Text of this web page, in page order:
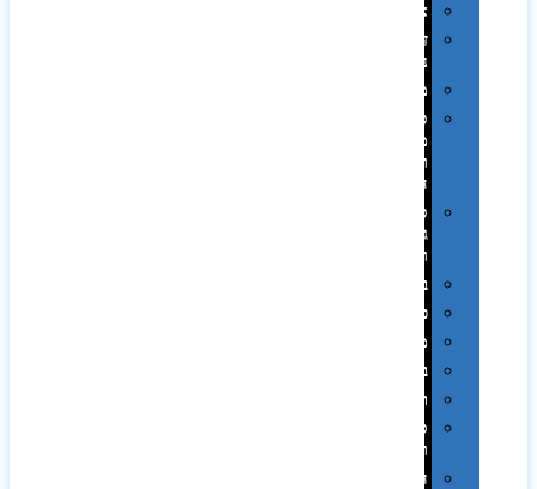
אוזניות
זכרונות
ניידים
מפצלים
סביבת
מחשב
וציוד
היקפי
סוללות
גיבוי
ומטענים
ביגוד
כובעים
מגבות
בקבוקים
תרמי
ספלים
וכוסות
הוקרה